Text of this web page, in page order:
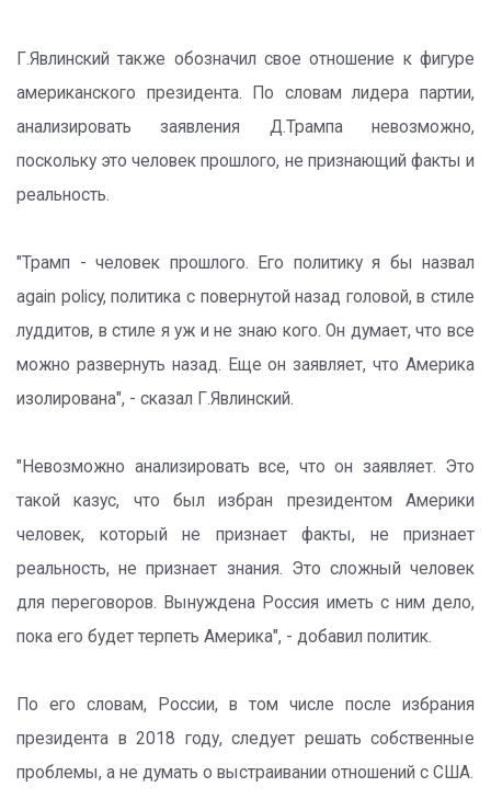
Г.Явлинский также обозначил свое отношение к фигуре
американского президента. По словам лидера партии,
анализировать заявления Д.Трампа невозможно,
поскольку это человек прошлого, не признающий факты и
реальность.
"Трамп - человек прошлого. Его политику я бы назвал
again policy, политика с повернутой назад головой, в стиле
луддитов, в стиле я уж и не знаю кого. Он думает, что все
можно развернуть назад. Еще он заявляет, что Америка
изолирована", - сказал Г.Явлинский.
"Невозможно анализировать все, что он заявляет. Это
такой казус, что был избран президентом Америки
человек, который не признает факты, не признает
реальность, не признает знания. Это сложный человек
для переговоров. Вынуждена Россия иметь с ним дело,
пока его будет терпеть Америка", - добавил политик.
По его словам, России, в том числе после избрания
президента в 2018 году, следует решать собственные
проблемы, а не думать о выстраивании отношений с США.